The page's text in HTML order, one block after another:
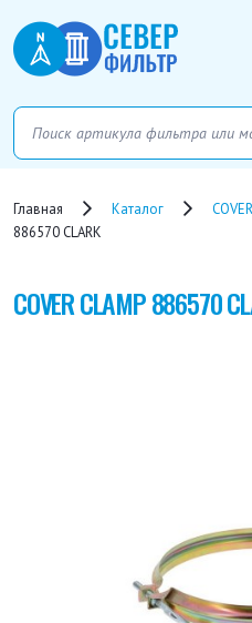
Главная Каталог
886570 CLARK
COVER CLAMP886570